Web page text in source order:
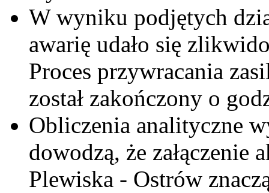
W wyniku podjętych
awarię udało się
Proces przywracania
został zakończony o
Obliczenia analityczne
dowodzą, że
Plewiska - Ostrów